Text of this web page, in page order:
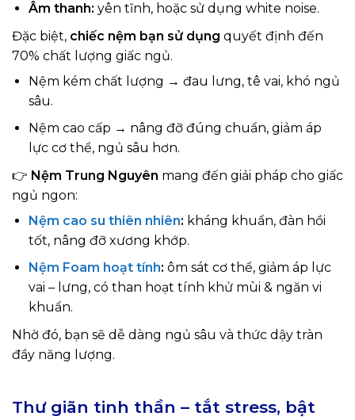
Âm thanh: yên tĩnh, hoặc sử dụng white noise.
Đặc biệt, chiếc nệm bạn sử dụng quyết định đến
70% chất lượng giấc ngủ.
Nệm kém chất lượng → đau lưng, tê vai, khó ngủ
sâu.
Nệm cao cấp → nâng đỡ đúng chuẩn, giảm áp
lực cơ thể, ngủ sâu hơn.
👉 Nệm Trung Nguyên mang đến giải pháp cho giấc
ngủ ngon:
Nệm cao su thiên nhiên: kháng khuẩn, đàn hồi
tốt, nâng đỡ xương khớp.
Nệm Foam hoạt tính: ôm sát cơ thể, giảm áp lực
vai – lưng, có than hoạt tính khử mùi & ngăn vi
khuẩn.
Nhờ đó, bạn sẽ dễ dàng ngủ sâu và thức dậy tràn
đầy năng lượng.
Thư giãn tinh thần – tắt stress, bật